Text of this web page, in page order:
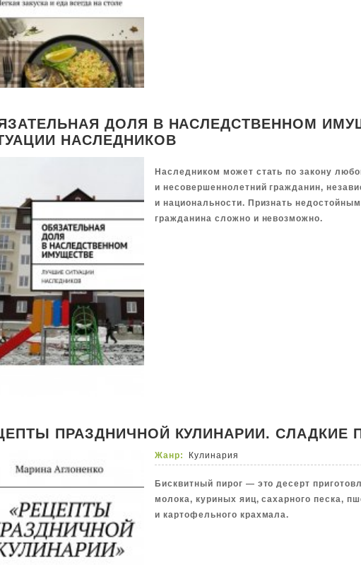
ДОЛЯ В НАСЛЕДСТВЕННОМ
НАСЛЕДНИКОВ
Наследником может стать по закону
и несовершеннолетний гражданин,
и национальности. Признать
гражданина сложно и невозможно.
ПРАЗДНИЧНОЙ КУЛИНАРИИ. СЛАДКИЕ
Жанр: Кулинария
Бисквитный пирог — это десерт
молока, куриных яиц, сахарного песка,
и картофельного крахмала.